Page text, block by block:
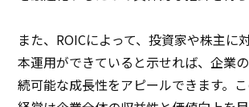
また、ROICによって、投資家や株主に
本運用ができていると示せれば、企業
続可能な成長性をアピールできます。